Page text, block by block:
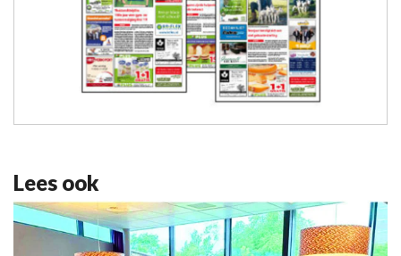
Lees ook